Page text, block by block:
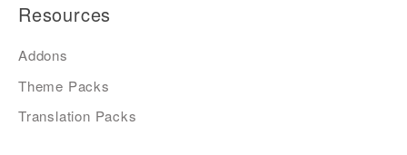
Resources
Addons
Theme Packs
Translation Packs